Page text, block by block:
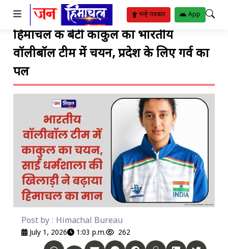
नन्हे पत्रकार App
SUBMENU
SUBMENU
SUBMENU
SUBMENU
SUBMENU
सुविधाएं
SUBMENU
SUBMENU
SUBMENU
SUBMENU
SUBMENU
SUBMENU
हिमाचल की बेटी काकुल का भारतीय
वॉलीबॉल टीम में चयन, प्रदेश के लिए गर्व का
पल
Post by : Himachal Bureau
July 1, 2026 1:03 p.m. 262